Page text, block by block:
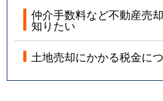
仲介手数料など不動産売
知りたい
土地売却にかかる税金に